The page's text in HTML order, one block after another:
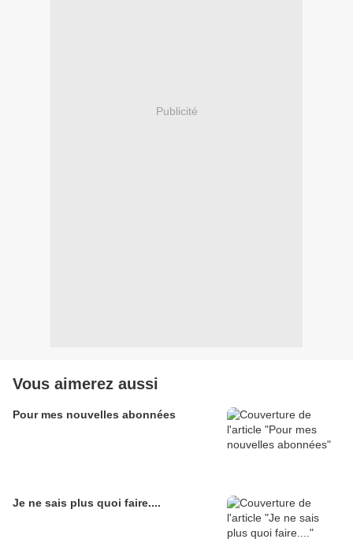
Publicité
Vous aimerez aussi
Pour mes nouvelles abonnées
Je ne sais plus quoi faire....